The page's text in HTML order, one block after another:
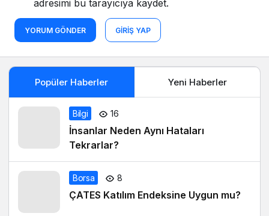
adresimi bu tarayıcıya kaydet.
YORUM GÖNDER GIRIŞ YAP
Popüler Haberler Yeni Haberler
Bilgi 16
İnsanlar Neden Aynı Hataları
Tekrarlar?
Borsa 8
ÇATES Katılım Endeksine Uygun mu?